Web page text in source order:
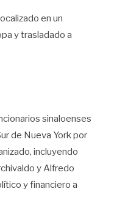
en un
y trasladado a
sinaloenses
de Nueva York por
incluyendo
y Alfredo
y financiero a